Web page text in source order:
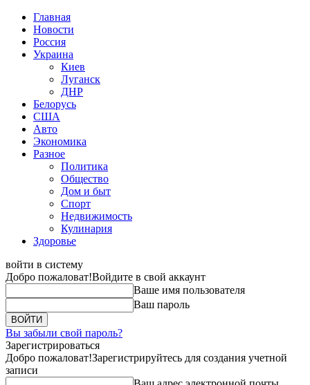
Главная
Новости
Россия
Украина
Киев
Луганск
ДНР
Белорусь
США
Авто
Экономика
Разное
Политика
Общество
Дом и быт
Спорт
Недвижимость
Кулинария
Здоровье
войти в систему
Добро пожаловат!Войдите в свой аккаунт
Ваше имя пользователя
Ваш пароль
Вы забыли свой пароль?
Зарегистрироваться
Добро пожаловат!Зарегистрируйтесь для создания учетной
записи